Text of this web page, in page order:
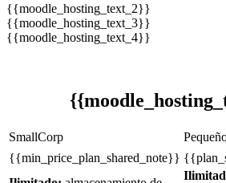
{{moodle_hosting_text_2}}
{{moodle_hosting_text_3}}
{{moodle_hosting_text_4}}
{{
SmallCorp
{{min_price_plan_shared_note}} {{